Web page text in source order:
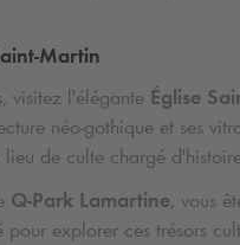
Martin
visitez l'élégante Église
néo-gothique et ses
lieu de culte chargé
Q-Park Lamartine, vous
pour explorer ces trésors